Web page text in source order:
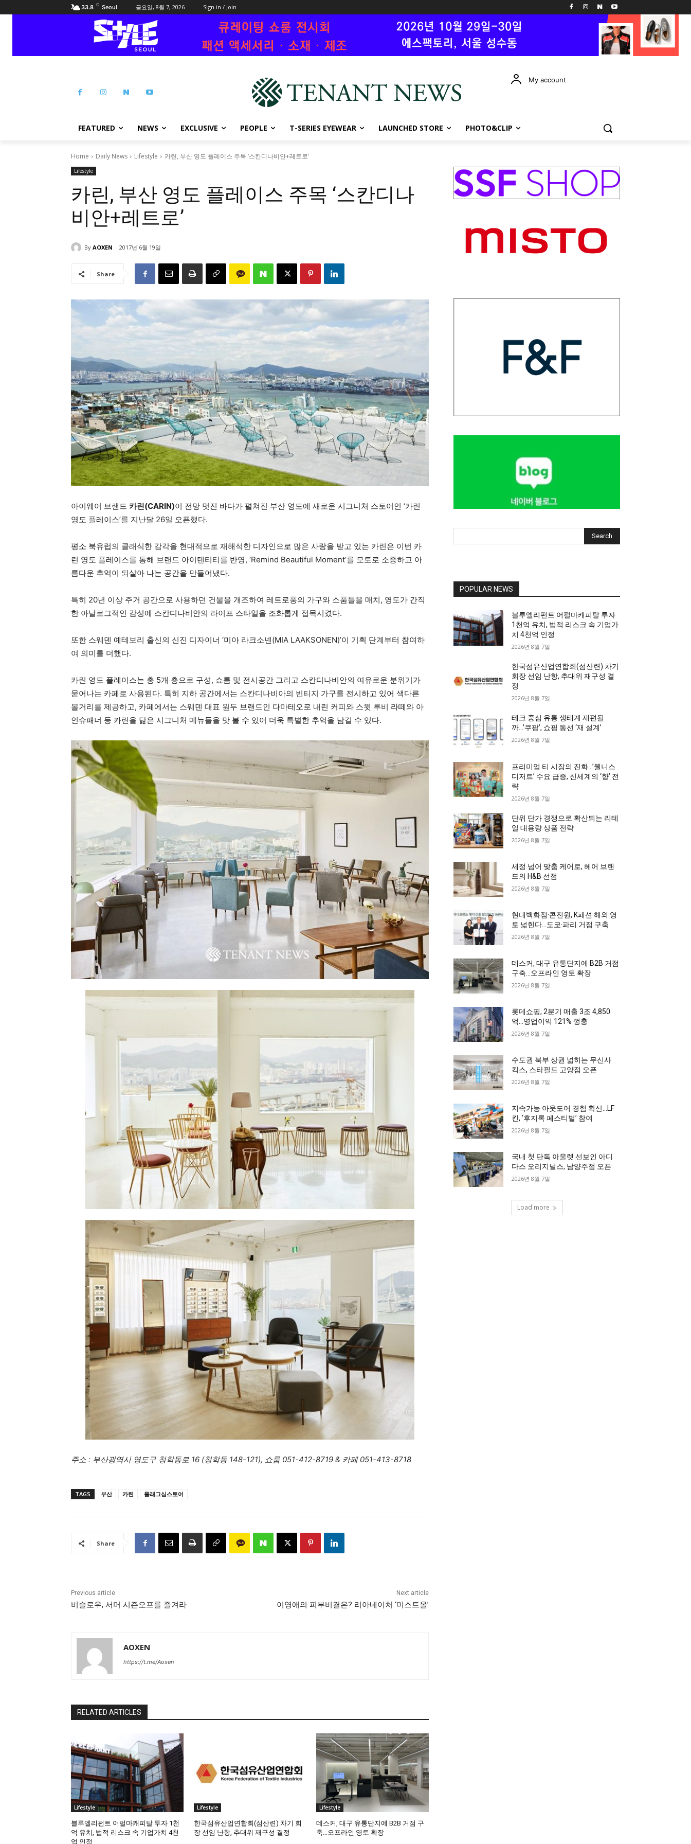
33.8 C Seoul 금요일, 8월 7, 2026 Sign in / Join
My account
FEATURED NEWS EXCLUSIVE PEOPLE T-SERIES EYEWEAR LAUNCHED STORE PHOTO&CLIP
Home Daily News Lifestyle 카린, 부산 영도 플레이스 주목 ‘스칸디나비안+레트로’
Lifestyle
카린, 부산 영도 플레이스 주목 ‘스칸디나
비안+레트로’
By AOXEN 2017년 6월 19일
Share
아이웨어 브랜드 카린(CARIN)이 전망 멋진 바다가 펼쳐진 부산 영도에 새로운 시그니처 스토어인 ‘카린
영도 플레이스’를 지난달 26일 오픈했다.
평소 북유럽의 클래식한 감각을 현대적으로 재해석한 디자인으로 많은 사랑을 받고 있는 카린은 이번 카
린 영도 플레이스를 통해 브랜드 아이텐티티를 반영, ‘Remind Beautiful Moment’를 모토로 소중하고 아
름다운 추억이 되살아 나는 공간을 만들어냈다.
특히 20년 이상 주거 공간으로 사용하던 건물을 개조하여 레트로풍의 가구와 소품들을 매치, 영도가 간직
한 아날로그적인 감성에 스칸디나비안의 라이프 스타일을 조화롭게 접목시켰다.
또한 스웨덴 예테보리 출신의 신진 디자이너 ‘미아 라크소넨(MIA LAAKSONEN)’이 기획 단계부터 참여하
여 의미를 더했다.
카린 영도 플레이스는 총 5개 층으로 구성, 쇼룸 및 전시공간 그리고 스칸디나비안의 여유로운 분위기가
묻어나는 카페로 사용된다. 특히 지하 공간에서는 스칸디나비아의 빈티지 가구를 전시하고 있어 색다른
볼거리를 제공하고, 카페에서는 스웨덴 대표 원두 브랜드인 다마테오로 내린 커피와 스윗 루비 라떼와 아
인슈패너 등 카린을 닮은 시그니처 메뉴들을 맛 볼 수 있어 더욱 특별한 추억을 남길 수 있다.
주소 : 부산광역시 영도구 청학동로 16 (청학동 148-121), 쇼룸 051-412-8719 & 카페 051-413-8718
TAGS 부산 카린 플래그십스토어
Share
Previous article
비슬로우, 서머 시즌오프를 즐겨라
Next article
이영애의 피부비결은? 리아네이처 ‘미스트올’
AOXEN
https://t.me/Aoxen
RELATED ARTICLES
Lifestyle
블루엘리펀트 어펄마캐피탈 투자 1천
억 유치, 법적 리스크 속 기업가치 4천
억 인정
Lifestyle
한국섬유산업연합회(섬산련) 차기 회
장 선임 난항, 추대위 재구성 결정
Lifestyle
데스커, 대구 유통단지에 B2B 거점 구
축…오프라인 영토 확장
Search
POPULAR NEWS
블루엘리펀트 어펄마캐피탈 투자
1천억 유치, 법적 리스크 속 기업가
치 4천억 인정
2026년 8월 7일
한국섬유산업연합회(섬산련) 차기
회장 선임 난항, 추대위 재구성 결
정
2026년 8월 7일
테크 중심 유통 생태계 재편될
까…’쿠팡’, 쇼핑 동선 ‘재 설계’
2026년 8월 7일
프리미엄 티 시장의 진화…’웰니스
디저트’ 수요 급증, 신세계의 ‘향’ 전
략
2026년 8월 7일
단위 단가 경쟁으로 확산되는 리테
일 대용량 상품 전략
2026년 8월 7일
세정 넘어 맞춤 케어로, 헤어 브랜
드의 H&B 선점
2026년 8월 7일
현대백화점·콘진원, K패션 해외 영
토 넓힌다…도쿄·파리 거점 구축
2026년 8월 7일
데스커, 대구 유통단지에 B2B 거점
구축…오프라인 영토 확장
2026년 8월 7일
롯데쇼핑, 2분기 매출 3조 4,850
억…영업이익 121% 껑충
2026년 8월 7일
수도권 북부 상권 넓히는 무신사
킥스, 스타필드 고양점 오픈
2026년 8월 7일
지속가능 아웃도어 경험 확산…LF
킨, ‘후지록 페스티벌’ 참여
2026년 8월 7일
국내 첫 단독 아울렛 선보인 아디
다스 오리지널스, 남양주점 오픈
2026년 8월 7일
Load more